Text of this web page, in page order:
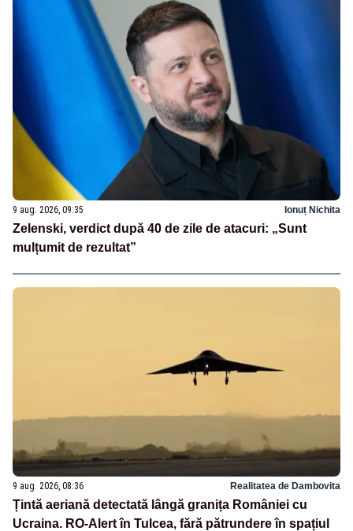
9 aug. 2026, 09:35 Ionuț Nichita
Zelenski, verdict după 40 de zile de atacuri: „Sunt
mulțumit de rezultat”
9 aug. 2026, 08:36 Realitatea de Dambovita
Țintă aeriană detectată lângă granița României cu
Ucraina. RO-Alert în Tulcea, fără pătrundere în spațiul